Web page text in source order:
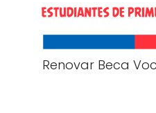
Renovar Beca